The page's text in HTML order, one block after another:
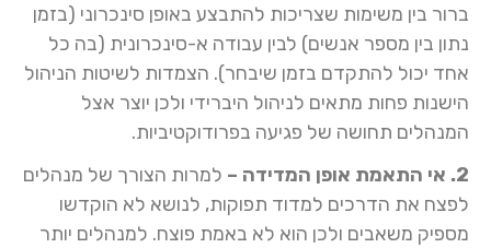
ברור בין משימות שצריכות להתבצע באופן סינכרוני (בזמן
נתון בין מספר אנשים) לבין עבודה א-סינכרונית (בה כל
אחד יכול להתקדם בזמן שיבחר). הצמדות לשיטות הניהול
הישנות פחות מתאים לניהול היברידי ולכן יוצר אצל
המנהלים תחושה של פגיעה בפרודוקטיביות.
2. אי התאמת אופן המדידה –
למרות הצורך של מנהלים
לפצח את הדרכים למדוד תפוקות, לנושא לא הוקדשו
מספיק משאבים ולכן הוא לא באמת פוצח. למנהלים יותר